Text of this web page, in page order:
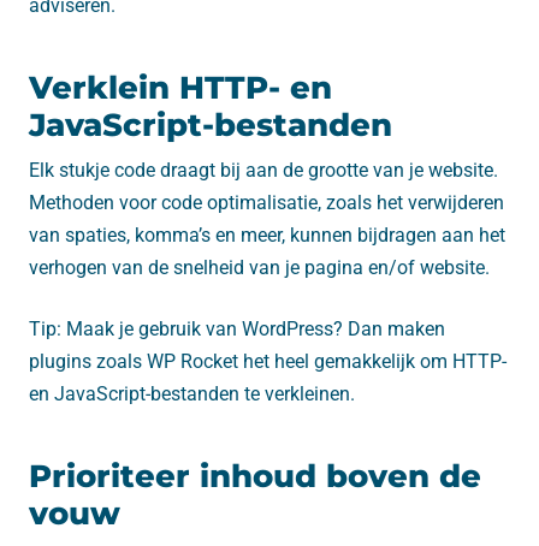
adviseren.
Verklein HTTP- en
JavaScript-bestanden
Elk stukje code draagt ​​bij aan de grootte van je website.
Methoden voor code optimalisatie, zoals het verwijderen
van spaties, komma’s en meer, kunnen bijdragen aan het
verhogen van de snelheid van je pagina en/of website.
Tip: Maak je gebruik van WordPress? Dan maken
plugins zoals WP Rocket het heel gemakkelijk om HTTP-
en JavaScript-bestanden te verkleinen.
Prioriteer inhoud boven de
vouw